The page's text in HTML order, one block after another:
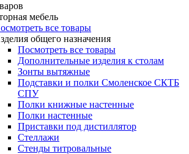
мебель
все товары
общего назначения
Посмотреть все товары
Дополнительные изделия к столам
Зонты вытяжные
Подставки и полки Смоленское СКТБ
СПУ
Полки книжные настенные
Полки настенные
Приставки под дистиллятор
Стеллажи
Стенды титровальные